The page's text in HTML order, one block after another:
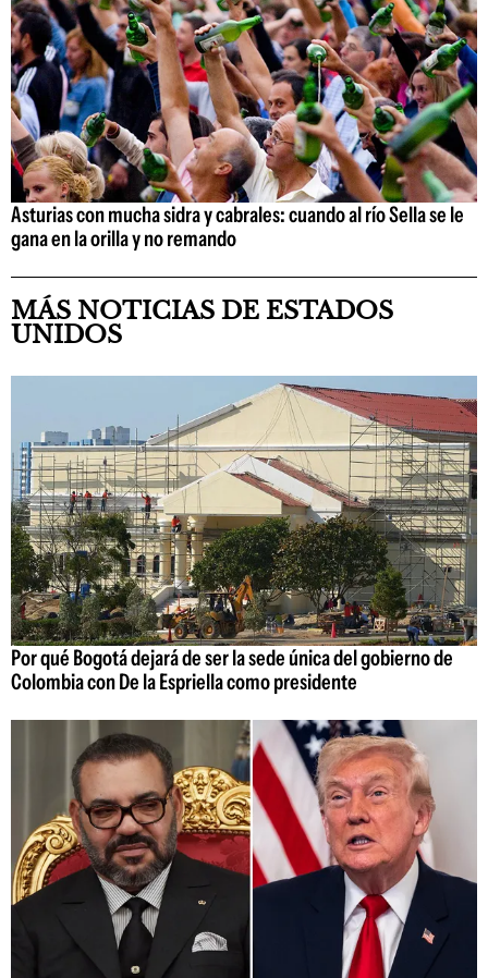
Asturias con mucha sidra y cabrales: cuando al río Sella se le
gana en la orilla y no remando
MÁS NOTICIAS DE ESTADOS
UNIDOS
Por qué Bogotá dejará de ser la sede única del gobierno de
Colombia con De la Espriella como presidente